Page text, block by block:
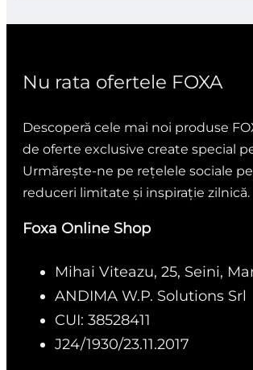
Nu rata ofertele FOXA
Descoperă cele mai noi produse
de oferte exclusive create special
Urmărește-ne pe rețelele sociale
reduceri limitate și inspirație zilnică.
Foxa Online Shop
Mihai Viteazu, 25, Seini,
ANDIMA W.P. Solutions Srl
CUI: 38528411
J24/1930/23.11.2017